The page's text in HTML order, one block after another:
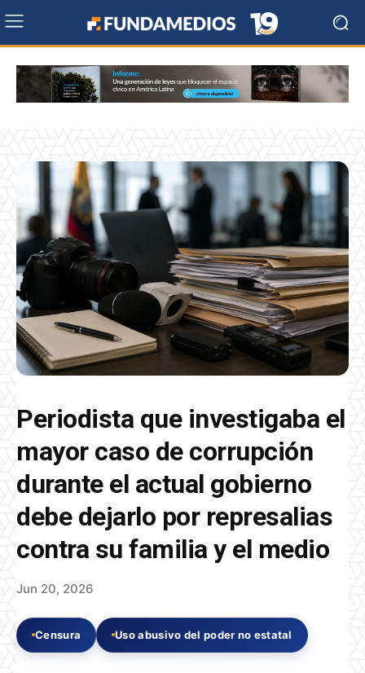
Periodista que investigaba el
mayor caso de corrupción
durante el actual gobierno
debe dejarlo por represalias
contra su familia y el medio
Jun 20, 2026
Censura Uso abusivo del poder no estatal